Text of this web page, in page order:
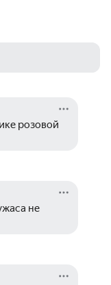
розовой
не